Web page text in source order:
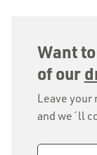
Want
of our
Leave your
and we´ll
Name *